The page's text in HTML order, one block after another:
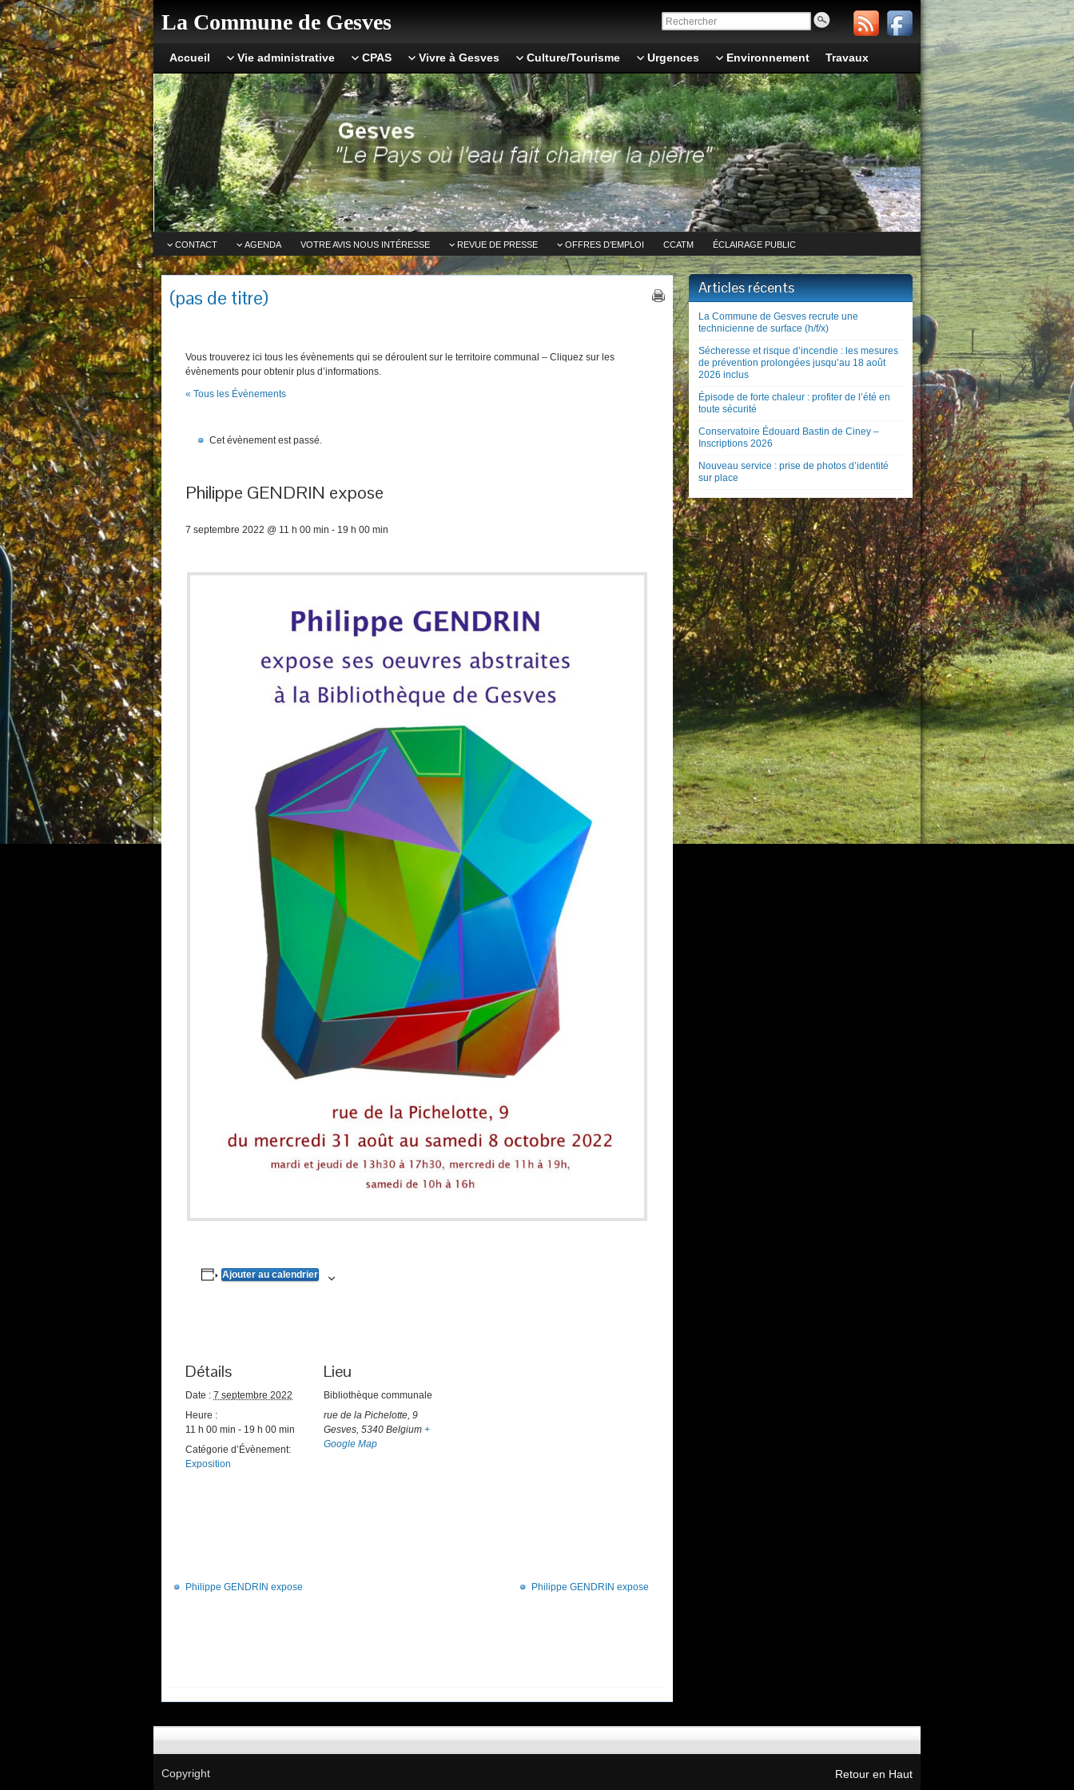
La Commune de Gesves
Accueil Vie administrative CPAS Vivre à Gesves Culture/Tourisme Urgences Environnement Travaux
CONTACT AGENDA VOTRE AVIS NOUS INTÉRESSE REVUE DE PRESSE OFFRES D’EMPLOI CCATM ÉCLAIRAGE PUBLIC
(pas de titre)
Vous trouverez ici tous les évènements qui se déroulent sur le territoire communal – Cliquez sur les
évènements pour obtenir plus d’informations.
« Tous les Évènements
Cet évènement est passé.
Philippe GENDRIN expose
7 septembre 2022 @ 11 h 00 min - 19 h 00 min
Ajouter au calendrier
Détails
Date : 7 septembre 2022
Heure :
11 h 00 min - 19 h 00 min
Catégorie d’Évènement:
Exposition
Lieu
Bibliothèque communale
rue de la Pichelotte, 9
Gesves, 5340 Belgium +
Google Map
Philippe GENDRIN expose Philippe GENDRIN expose
Articles récents
La Commune de Gesves recrute une
technicienne de surface (h/f/x)
Sécheresse et risque d’incendie : les mesures
de prévention prolongées jusqu’au 18 août
2026 inclus
Épisode de forte chaleur : profiter de l’été en
toute sécurité
Conservatoire Édouard Bastin de Ciney –
Inscriptions 2026
Nouveau service : prise de photos d’identité
sur place
Copyright Retour en Haut